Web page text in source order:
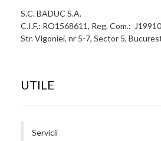
S.C. BADUC S.A.
C.I.F.: RO1568611, Reg. Com.:
Str. Vigoniei, nr 5-7, Sector 5,
UTILE
Servicii